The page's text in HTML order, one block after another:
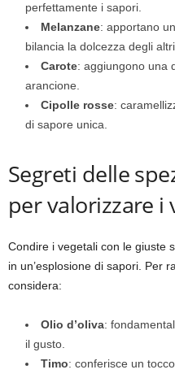
perfettamente i sapori.
Melanzane: apportano
bilancia la dolcezza degli
Carote: aggiungono una
arancione.
Cipolle rosse:
di sapore unica.
Segreti delle
per valorizzare i
Condire i vegetali con le giuste
in un’esplosione di sapori. Per
considera:
Olio d’oliva:
il gusto.
Timo: conferisce un